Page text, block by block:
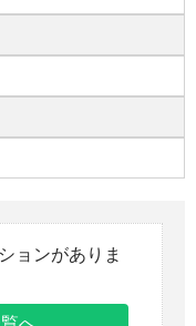
ョンがありま